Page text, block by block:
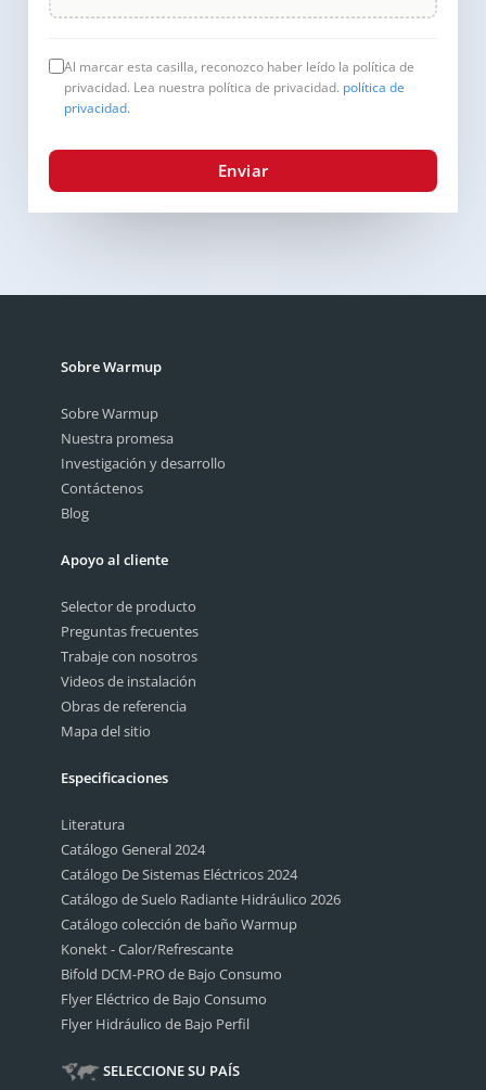
Al marcar esta casilla, reconozco haber leído la política de
privacidad. Lea nuestra política de privacidad. política de
privacidad.
Enviar
Sobre Warmup
Sobre Warmup
Nuestra promesa
Investigación y desarrollo
Contáctenos
Blog
Apoyo al cliente
Selector de producto
Preguntas frecuentes
Trabaje con nosotros
Videos de instalación
Obras de referencia
Mapa del sitio
Especificaciones
Literatura
Catálogo General 2024
Catálogo De Sistemas Eléctricos 2024
Catálogo de Suelo Radiante Hidráulico 2026
Catálogo colección de baño Warmup
Konekt - Calor/Refrescante
Bifold DCM-PRO de Bajo Consumo
Flyer Eléctrico de Bajo Consumo
Flyer Hidráulico de Bajo Perfil
SELECCIONE SU PAÍS